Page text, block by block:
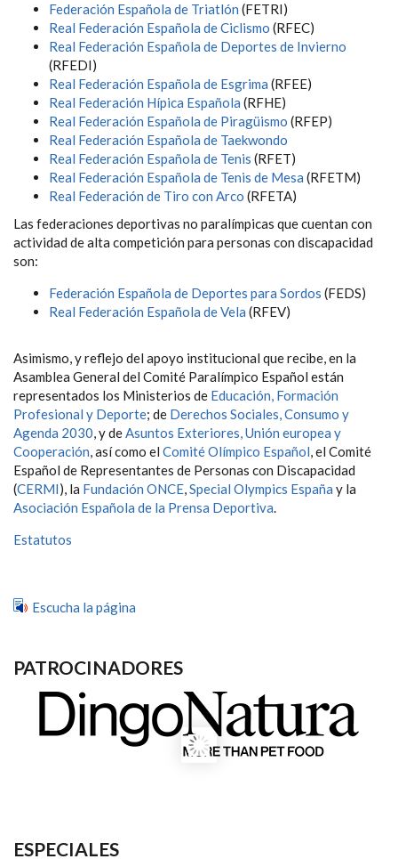
Federación Española de Triatlón (FETRI)
Real Federación Española de Ciclismo (RFEC)
Real Federación Española de Deportes de Invierno
(RFEDI)
Real Federación Española de Esgrima (RFEE)
Real Federación Hípica Española (RFHE)
Real Federación Española de Piragüismo (RFEP)
Real Federación Española de Taekwondo
Real Federación Española de Tenis (RFET)
Real Federación Española de Tenis de Mesa (RFETM)
Real Federación de Tiro con Arco (RFETA)
Las federaciones deportivas no paralímpicas que cuentan con
actividad de alta competición para personas con discapacidad
son:
Federación Española de Deportes para Sordos (FEDS)
Real Federación Española de Vela (RFEV)
Asimismo, y reflejo del apoyo institucional que recibe, en la
Asamblea General del Comité Paralímpico Español están
representados los Ministerios de Educación, Formación
Profesional y Deporte; de Derechos Sociales, Consumo y
Agenda 2030, y deAsuntos Exteriores, Unión europea y
Cooperación, así como el Comité Olímpico Español, el Comité
Español de Representantes de Personas con Discapacidad
(CERMI), la Fundación ONCE,Special Olympics España y la
Asociación Española de la Prensa Deportiva.
Estatutos
Escucha la página
PATROCINADORES
ESPECIALES